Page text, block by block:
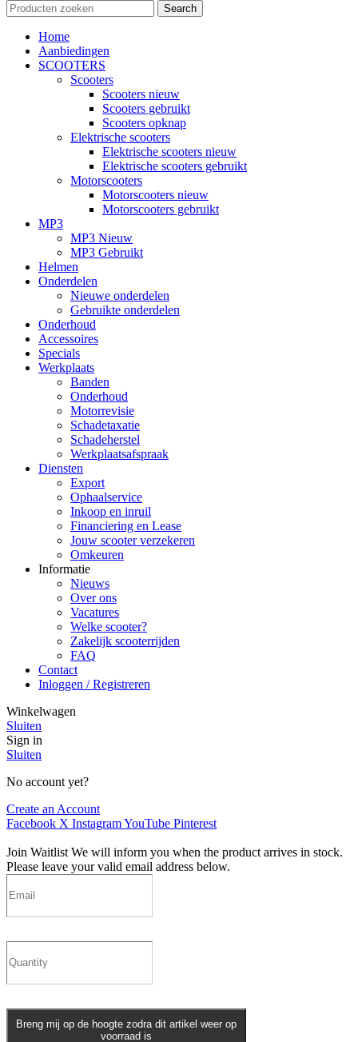
Search
Home
Aanbiedingen
SCOOTERS
Scooters
Scooters nieuw
Scooters gebruikt
Scooters opknap
Elektrische scooters
Elektrische scooters nieuw
Elektrische scooters gebruikt
Motorscooters
Motorscooters nieuw
Motorscooters gebruikt
MP3
MP3 Nieuw
MP3 Gebruikt
Helmen
Onderdelen
Nieuwe onderdelen
Gebruikte onderdelen
Onderhoud
Accessoires
Specials
Werkplaats
Banden
Onderhoud
Motorrevisie
Schadetaxatie
Schadeherstel
Werkplaatsafspraak
Diensten
Export
Ophaalservice
Inkoop en inruil
Financiering en Lease
Jouw scooter verzekeren
Omkeuren
Informatie
Nieuws
Over ons
Vacatures
Welke scooter?
Zakelijk scooterrijden
FAQ
Contact
Inloggen / Registreren
Winkelwagen
Sluiten
Sign in
Sluiten
No account yet?
Create an Account
Facebook X InstagramYouTube Pinterest
Join Waitlist We will inform you when the product arrives in stock.
Please leave your valid email address below.
Breng mij op de hoogte zodra dit artikel weer op
voorraad is